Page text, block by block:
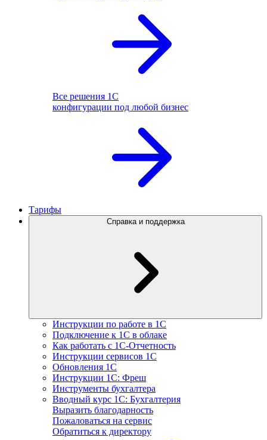
Все решения 1С
конфигурации под любой бизнес
Тарифы
Справка и поддержка
Инструкции по работе в 1С
Подключение к 1С в облаке
Как работать с 1С‑Отчетность
Инструкции сервисов 1С
Обновления 1С
Инструкции 1С: Фреш
Инструменты бухгалтера
Вводный курс 1С: Бухгалтерия
Выразить благодарность
Пожаловаться на сервис
Обратиться к директору